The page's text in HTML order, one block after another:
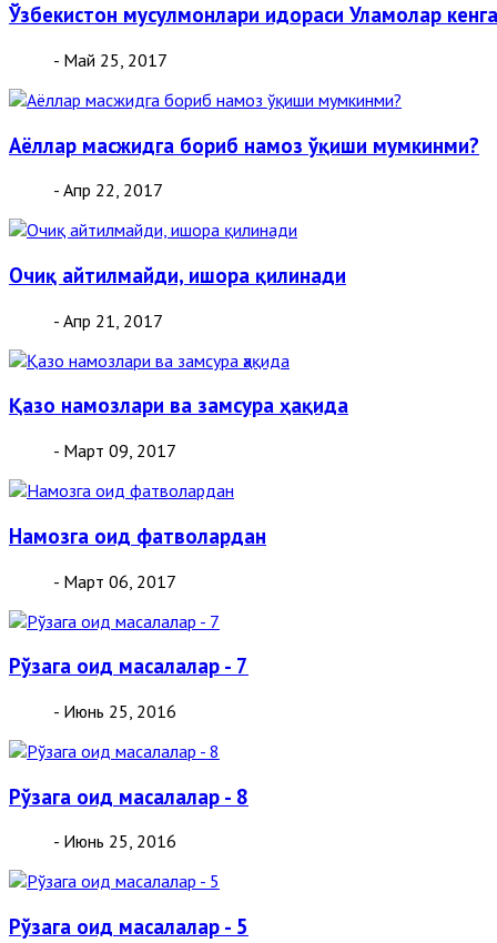
Ўзбекистон мусулмонлари идораси Уламолар
- Май 25, 2017
Аёллар масжидга бориб намоз ўқиши мумкинми?
- Апр 22, 2017
Очиқ айтилмайди, ишора қилинади
- Апр 21, 2017
Қазо намозлари ва замсура ҳақида
- Март 09, 2017
Намозга оид фатволардан
- Март 06, 2017
Рўзага оид масалалар - 7
- Июнь 25, 2016
Рўзага оид масалалар - 8
- Июнь 25, 2016
Рўзага оид масалалар - 5